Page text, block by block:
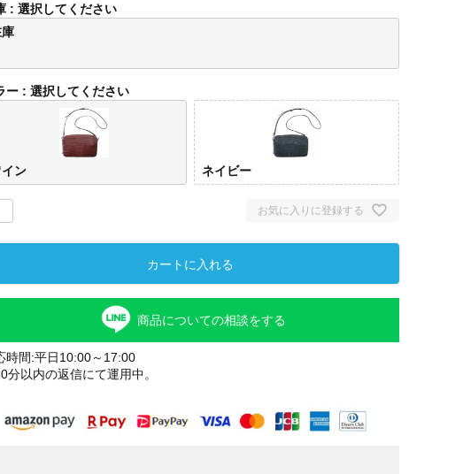
)
選択してください
ー 選択してください
イン ネイビー
お気に入りに登録する
カートに入れる
商品についての相談をする
時間:平日10:00～17:00
分以内の返信にて運用中。